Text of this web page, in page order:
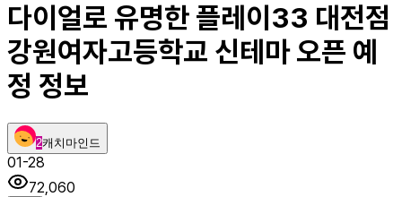
다이얼로 유명한 플레이33 대전점
강원여자고등학교 신테마 오픈 예
정 정보
2캐치마인드
01-28
72,060